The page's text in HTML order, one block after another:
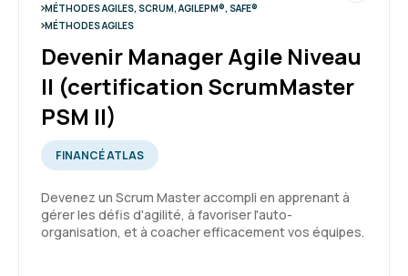
Très bonne organisation, formateur, locaux et
équipements agréables.
Formation : Devenir Responsable de Produit Agile
niveau II (certification ProductOwner PSPO II)
DE B. Le 16/06/2026
MÉTHODES AGILES, SCRUM, AGILEPM®, SAFE®
MÉTHODES AGILES
Devenir Manager Agile Niveau
II (certification ScrumMaster
PSM II)
FINANCÉ ATLAS
Devenez un Scrum Master accompli en apprenant à
gérer les défis d'agilité, à favoriser l'auto-
organisation, et à coacher efficacement vos équipes.